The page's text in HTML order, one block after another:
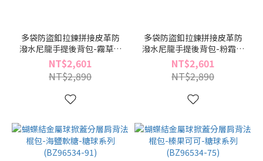
多袋防盜釦拉鍊拼接皮革防
潑水尼龍手提後背包-霧草晨
光-小旅程系列(BY96430-29)
NT$2,601
NT$2,890
多袋防盜釦拉鍊拼接皮革防
潑水尼龍手提後背包-粉霜摩
卡-小旅程系列(BY96430-09)
NT$2,601
NT$2,890